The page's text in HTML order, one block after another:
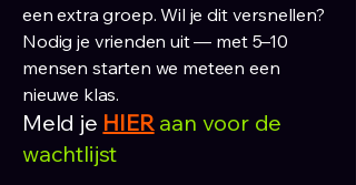
een extra groep. Wil je dit versnellen?
Nodig je vrienden uit — met 5–10
mensen starten we meteen een
nieuwe klas.
Meld je HIER aan voor de
wachtlijst